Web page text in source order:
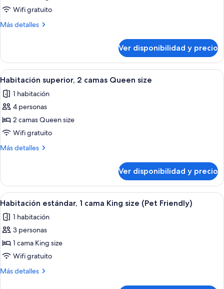
Habitación
superior,
King
size
Wifi gratuito
Más detalles
Más
superior,
cama
size
Ver disponibilidad y precio
Ver
todas
las
fotos
de
Habitación
superior,
Queen
size
Habitación de hotel con dos camas,
6
Habitación superior, 2 camas Queen size
1 habitación
4 personas
2 camas Queen size
Wifi gratuito
Más detalles
Más
superior,
camas
size
Ver disponibilidad y precio
Ver
todas
las
fotos
de
Habitación
estándar,
Habitación de hotel con cama, sofá,
4
Habitación estándar, 1 cama King size (Pet Friendly)
1 habitación
3 personas
1 cama King size
Wifi gratuito
Más detalles
Más